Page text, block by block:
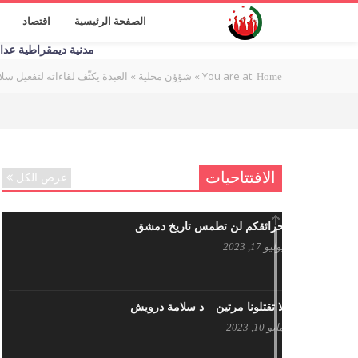
الصفحة الرئيسية اقتصاد
مدنية ديمقراطية عدالة
You are at: Home
» شؤؤن محلية » العبدة يكثّف لقاءاته لتفعيل سلال (2254).. واجتماعات الدستورية لم تخالف
الافتتاحيات عرض الكل
حرائقكم لن تطمس تاريخ دمشق
يوليو 17, 2023
لا تقتلونا مرتين – د سلامة درويش
مايو 10, 2023